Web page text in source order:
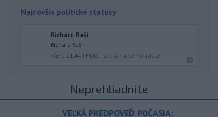
Najnovšie politické statusy
Richard Raši
Richard Raši
včera 21:44 | HLAS - sociálna demokracia
Neprehliadnite
VEĽKÁ PREDPOVEĎ POČASIA: